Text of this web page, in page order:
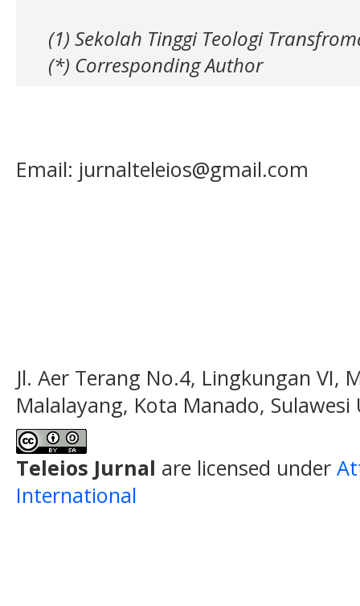
(1) Sekolah Tinggi Teologi
(*) Corresponding Author
Email: jurnalteleios@gmail.com
Jl. Aer Terang No.4, Lingkungan VI,
Malalayang, Kota Manado, Sulawesi
Teleios Jurnal are licensed under
International